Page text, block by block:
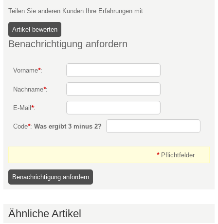
Teilen Sie anderen Kunden Ihre Erfahrungen mit
Benachrichtigung anfordern
Vorname*:
Nachname*:
E-Mail *:
Code*: Was ergibt 3 minus 2?
*Pflichtfelder
Ähnliche Artikel